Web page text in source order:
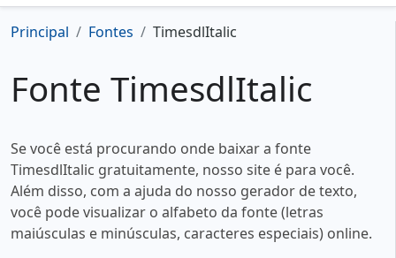
Principal Fontes TimesdlItalic
Fonte TimesdlItalic
Se você está procurando onde baixar a fonte
TimesdlItalic gratuitamente, nosso site é para você.
Além disso, com a ajuda do nosso gerador de texto,
você pode visualizar o alfabeto da fonte (letras
maiúsculas e minúsculas, caracteres especiais) online.